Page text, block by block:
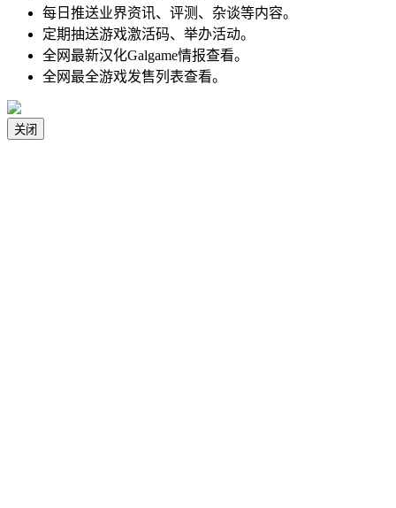
每日推送业界资讯、评测、杂谈等内容。
定期抽送游戏激活码、举办活动。
全网最新汉化Galgame情报查看。
全网最全游戏发售列表查看。
关闭